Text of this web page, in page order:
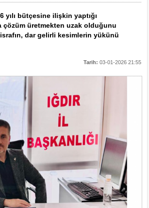
yılı bütçesine ilişkin yaptığı
çözüm üretmekten uzak olduğunu
dar gelirli kesimlerin yükünü
Tarih: 03-01-2026 21:55